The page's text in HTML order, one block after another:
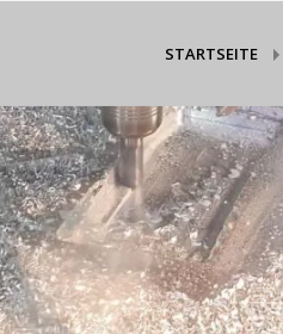
STARTSEITE